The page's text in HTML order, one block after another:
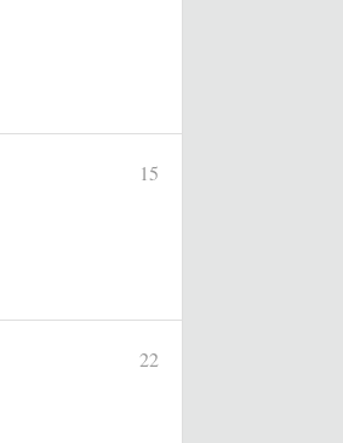
15
22